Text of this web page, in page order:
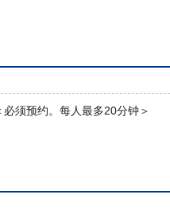
须预约。每人最多20分钟＞